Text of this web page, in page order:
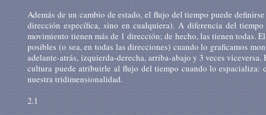
Además de un cambio de estado, el flujo del tiempo puede
dirección específica, sino en cualquiera). A diferencia del
movimiento tienen más de 1 dirección; de hecho, las tienen todas.
posibles (o sea, en todas las direcciones) cuando lo graficamos
adelante-atrás, izquierda-derecha, arriba-abajo y 3 veces
cultura puede atribuirle al flujo del tiempo cuando lo espacializa:
nuestra tridimensionalidad.
2.1